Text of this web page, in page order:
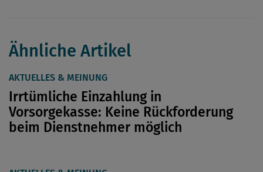
Ähnliche Artikel
AKTUELLES & MEINUNG
Irrtümliche Einzahlung in
Vorsorgekasse: Keine Rückforderung
beim Dienstnehmer möglich